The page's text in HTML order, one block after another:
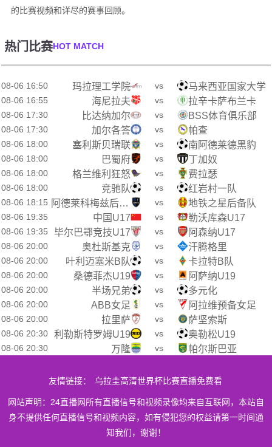
的比赛视频和详尽的赛事回顾。
热门比赛HOT MATCH
08-06 16:50 玛拉理工学院 vs 马来西亚国家大学
08-06 16:55 海尼拉夫 vs 拉辛卡萨布兰卡
08-06 17:30 比达纳加尔 vs BSS体育俱乐部
08-06 17:30 加尔各答 vs 帕查
08-06 18:00 塞利斯贝瑞联 vs 南阿德莱德黑豹
08-06 18:00 巴蜀府 vs 丁加奴
08-06 18:00 格兰维利狂怒 vs 费拉瑟
08-06 18:00 竞驰队 vs 红岩村一队
08-06 18:15 阿德莱科梅兹后备队 vs 地铁之星后备队
08-06 19:35 中国U17 vs 勒沃库森U17
08-06 19:35 毕尔巴鄂竞技U17 vs 阿森纳U17
08-06 20:00 奥杜斯基克 vs 汗腾格里
08-06 20:00 叶利迈塞米B队 vs 卡拉特B队
08-06 20:00 桑德菲杰U19 vs 阿萨纳U19
08-06 20:00 半场兄弟 vs 多元化
08-06 20:00 ABB女足 vs 阿拉维预备女足
08-06 20:00 拉里萨 vs 萨坚索斯
08-06 20:30 利勒斯特罗姆U19 vs 奥勒松U19
08-06 20:30 万隆 vs 帕尔斯巴亚
友情链接： 乌拉圭高清世界杯比赛直播免费看
网站声明：24直播网所有直播信号和视频录像均来自互联网，本站自
身不提供任何直播信号和视频内容，如有侵犯您的权益请第一时间通
知我们，谢谢！